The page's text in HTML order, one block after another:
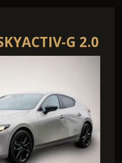
G 2.0
HOMURA